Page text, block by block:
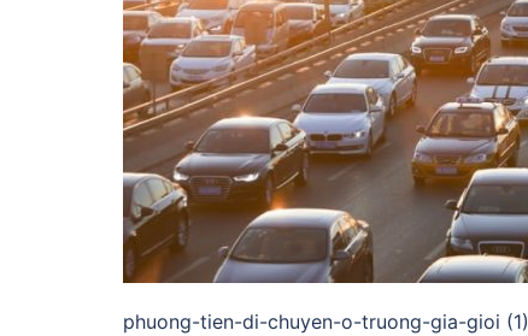
phuong-tien-di-chuyen-o-truong-gia-gioi (1)